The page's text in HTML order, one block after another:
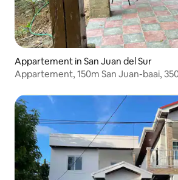
Appartement in San Juan del Sur
Appartement, 150m San Juan-baai,